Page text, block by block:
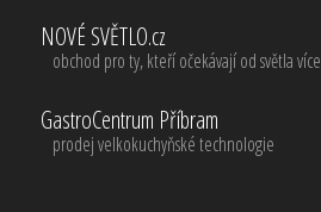
NOVÉ SVĚTLO.cz
obchod pro ty, kteří očekávají od světla více
GastroCentrum Příbram
prodej velkokuchyňské technologie